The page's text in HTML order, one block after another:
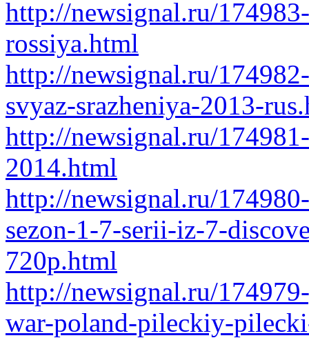
http://newsignal.ru/
rossiya.html
http://newsignal.ru/
svyaz-srazheniya-2013-
http://newsignal.ru/
2014.html
http://newsignal.ru/
sezon-1-7-serii-iz-7-
720p.html
http://newsignal.ru/
war-poland-pileckiy-